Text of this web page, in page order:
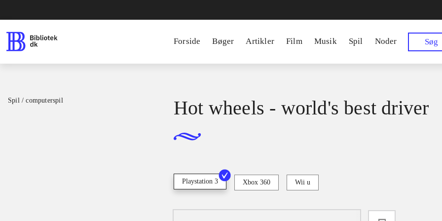
Forside Bøger Artikler Film Musik Spil Noder Søg
Spil / computerspil Hot wheels - world's best driver
Playstation 3 Xbox 360 Wii u